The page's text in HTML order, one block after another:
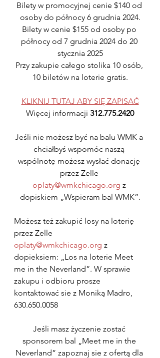
Bilety w promocyjnej cenie $140 od
osoby do północy 6 grudnia 2024.
Bilety w cenie $155 od osoby po
północy od 7 grudnia 2024 do 20
stycznia 2025
Przy zakupie całego stolika 10 osób,
10 biletów na loterie gratis.
KLIKNIJ TUTAJ ABY SIĘ ZAPISAĆ
Więcej informacji 312.775.2420
Jeśli nie możesz być na balu WMK a
chciałbyś wspomóc naszą
wspólnotę możesz wysłać donację
przez Zelle
oplaty@wmkchicago.org z
dopiskiem „Wspieram bal WMK”.
Możesz też zakupić losy na loterię
przez Zelle
oplaty@wmkchicago.org z
dopieksiem: „Los na loterie Meet
me in the Neverland”. W sprawie
zakupu i odbioru prosze
kontaktować sie z Moniką Madro,
630.650.0058
Jeśli masz życzenie zostać
sponsorem bal „Meet me in the
Neverland” zapoznaj sie z ofertą dla